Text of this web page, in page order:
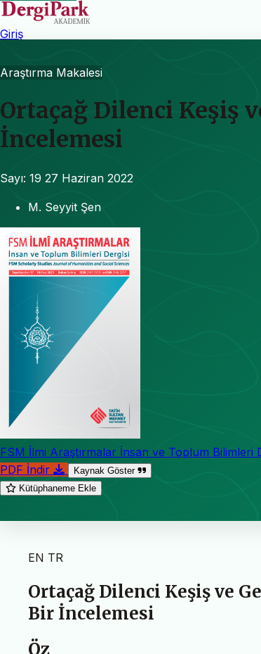
Giriş
Araştırma Makalesi
Ortaçağ Dilenci Keşiş
İncelemesi
Sayı: 19 27 Haziran 2022
M. Seyyit Şen
FSM İlmi Araştırmalar İnsan ve Toplum Bilimleri
PDF İndir
Kaynak Göster
Kütüphaneme Ekle
EN TR
Ortaçağ Dilenci Keşiş ve
Bir İncelemesi
Öz